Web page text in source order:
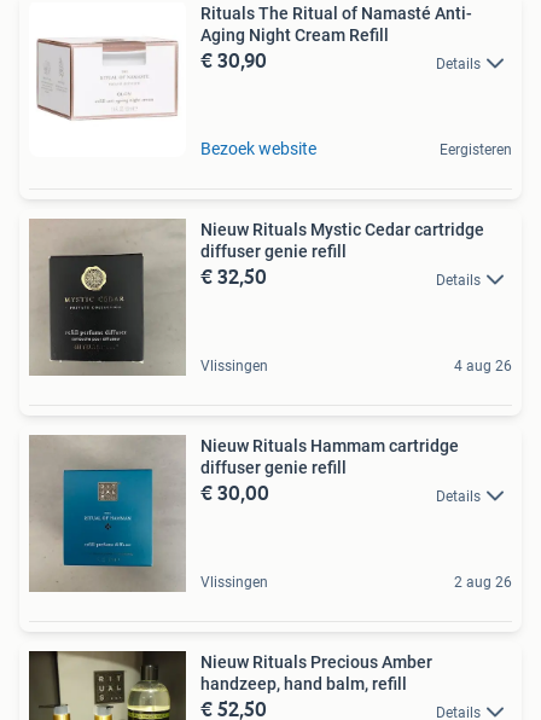
Rituals The Ritual of Namasté Anti-
Aging Night Cream Refill
€ 30,90 Details
Bezoek website Eergisteren
Nieuw Rituals Mystic Cedar cartridge
diffuser genie refill
€ 32,50 Details
Vlissingen 4 aug 26
Nieuw Rituals Hammam cartridge
diffuser genie refill
€ 30,00 Details
Vlissingen 2 aug 26
Nieuw Rituals Precious Amber
handzeep, hand balm, refill
€ 52,50 Details